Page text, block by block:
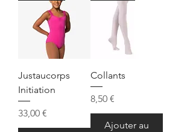
Justaucorps
Initiation
Prix
33,00 €
Collants
Prix
8,50 €
Ajouter au